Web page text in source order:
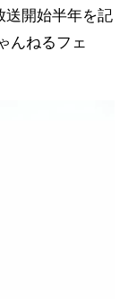
開始半年を記
んねるフェ